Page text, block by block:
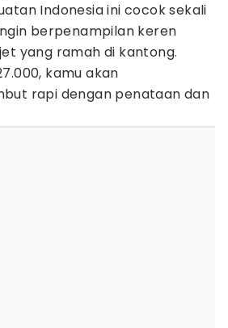
Indonesia ini cocok sekali
berpenampilan keren
yang ramah di kantong.
kamu akan
rapi dengan penataan dan